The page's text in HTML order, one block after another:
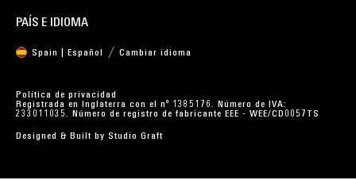
PAÍS E IDIOMA
Spain | Español Cambiar idioma
Política de privacidad
Registrada en Inglaterra con el nº 1385176. Número de IVA:
233011035. Número de registro de fabricante EEE - WEE/CD0057TS
Designed & Built by Studio Graft